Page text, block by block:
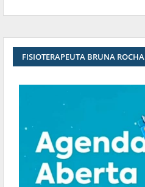
FISIOTERAPEUTA BRUNA ROCHA